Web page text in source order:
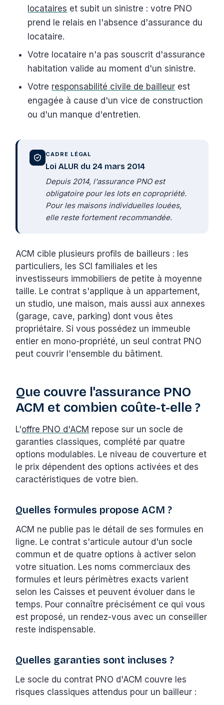
locataires et subit un sinistre : votre PNO
prend le relais en l'absence d'assurance du
locataire.
Votre locataire n'a pas souscrit d'assurance
habitation valide au moment d'un sinistre.
Votre responsabilité civile de bailleur est
engagée à cause d'un vice de construction
ou d'un manque d'entretien.
CADRE LÉGAL
Loi ALUR du 24 mars 2014
Depuis 2014, l'assurance PNO est
obligatoire pour les lots en copropriété.
Pour les maisons individuelles louées,
elle reste fortement recommandée.
ACM cible plusieurs profils de bailleurs : les
particuliers, les SCI familiales et les
investisseurs immobiliers de petite à moyenne
taille. Le contrat s'applique à un appartement,
un studio, une maison, mais aussi aux annexes
(garage, cave, parking) dont vous êtes
propriétaire. Si vous possédez un immeuble
entier en mono-propriété, un seul contrat PNO
peut couvrir l'ensemble du bâtiment.
Que couvre l'assurance PNO
ACM et combien coûte-t-elle ?
L'offre PNO d'ACM repose sur un socle de
garanties classiques, complété par quatre
options modulables. Le niveau de couverture et
le prix dépendent des options activées et des
caractéristiques de votre bien.
Quelles formules propose ACM ?
ACM ne publie pas le détail de ses formules en
ligne. Le contrat s'articule autour d'un socle
commun et de quatre options à activer selon
votre situation. Les noms commerciaux des
formules et leurs périmètres exacts varient
selon les Caisses et peuvent évoluer dans le
temps. Pour connaître précisément ce qui vous
est proposé, un rendez-vous avec un conseiller
reste indispensable.
Quelles garanties sont incluses ?
Le socle du contrat PNO d'ACM couvre les
risques classiques attendus pour un bailleur :